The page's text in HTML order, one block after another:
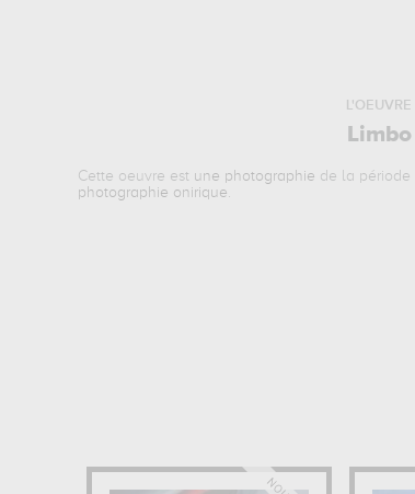
L'OEUVRE
Limbo
Cette oeuvre est une photographie de la période
photographie onirique.